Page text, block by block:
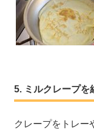
ミルクレープを
クレープをトレー